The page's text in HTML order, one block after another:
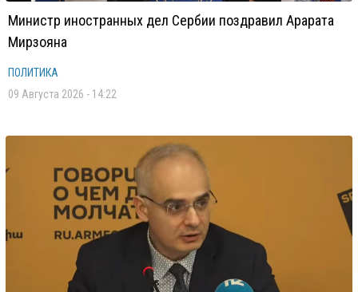
Министр иностранных дел Сербии поздравил Арарата
Мирзояна
ПОЛИТИКА
09 Августа 2026 - 14:22